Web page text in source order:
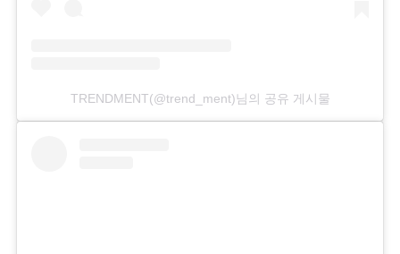
TRENDMENT(@trend_ment)님의 공유 게시물